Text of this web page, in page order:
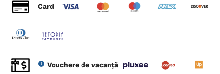
Card
Vouchere de vacanță